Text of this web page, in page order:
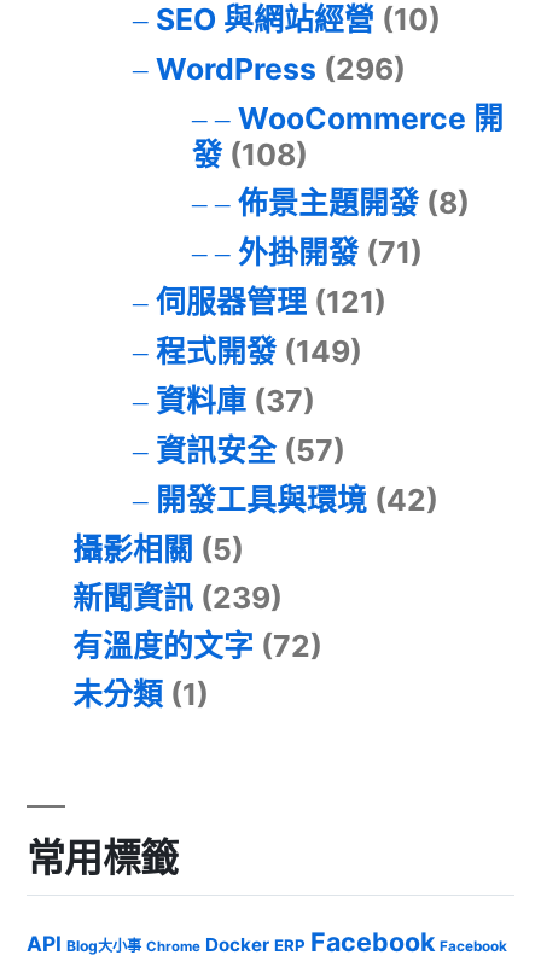
SEO 與網站經營 (10)
WordPress (296)
WooCommerce 開
發(108)
佈景主題開發(8)
外掛開發(71)
伺服器管理(121)
程式開發(149)
資料庫(37)
資訊安全(57)
開發工具與環境(42)
攝影相關 (5)
新聞資訊 (239)
有溫度的文字 (72)
未分類 (1)
常用標籤
API Blog大小事 Chrome Docker ERP Facebook Facebook